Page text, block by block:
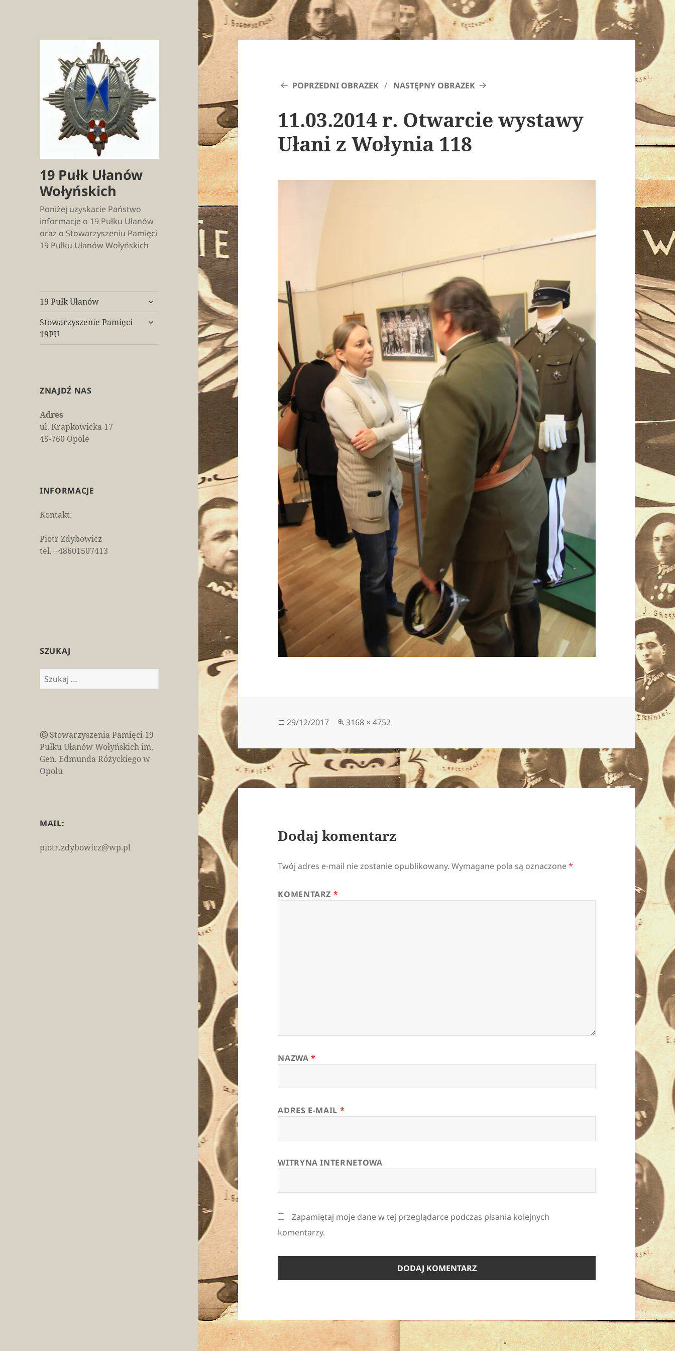
19 Pułk Ułanów
Wołyńskich
Poniżej uzyskacie Państwo
informacje o 19 Pułku Ułanów
oraz o Stowarzyszeniu Pamięci
19 Pułku Ułanów Wołyńskich
19 Pułk Ułanów
rozwiń
potomne
Stowarzyszenie Pamięci
19PU
rozwiń
ZNAJDŹ NAS
Adres
ul. Krapkowicka 17
45-760 Opole
INFORMACJE
Kontakt:
Piotr Zdybowicz
tel. +48601507413
SZUKAJ
Szukaj:
Ⓒ Stowarzyszenia Pamięci 19
Pułku Ułanów Wołyńskich im.
Gen. Edmunda Różyckiego w
Opolu
MAIL:
piotr.zdybowicz@wp.pl
POPRZEDNI OBRAZEK NASTĘPNY OBRAZEK
11.03.2014 r. Otwarcie wystawy
Ułani z Wołynia 118
Data
29/12/2017
Pełny
3168 × 4752
Dodaj komentarz
Twój adres e-mail nie zostanie opublikowany. Wymagane pola są oznaczone*
KOMENTARZ *
NAZWA*
ADRES E-MAIL *
WITRYNA INTERNETOWA
Zapamiętaj moje dane w tej przeglądarce podczas pisania kolejnych
komentarzy.